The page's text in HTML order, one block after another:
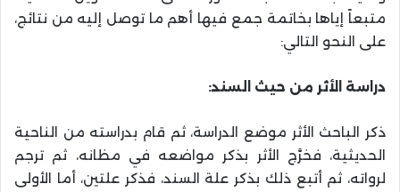
متبعاً إياها بخاتمة جمع فيها أهم ما توصل إليه من نتائج،
على النحو التالي:
دراسة الأثر من حيث السند:
ذكر الباحث الأثر موضع الدراسة، ثم قام بدراسته من الناحية
الحديثية، فخرَّج الأثر بذكر مواضعه في مظانه، ثم ترجم
لرواته، ثم أتبع ذلك بذكر علة السند، فذكر علتين، أما الأولى